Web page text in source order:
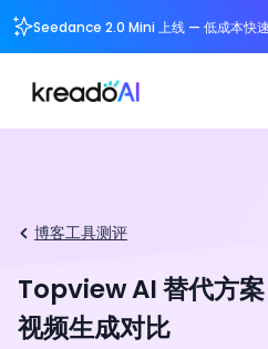
Seedance 2.0 Mini 上线 — 低成本快
博客工具测评
Topview AI 替代方
视频生成对比